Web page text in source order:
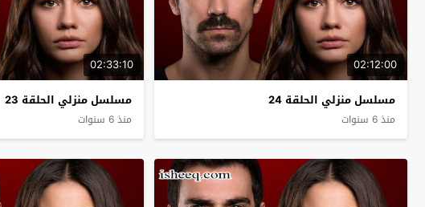
02:12:00
مسلسل منزلي الحلقة 24
منذ 6 سنوات
02:33:10
مسلسل منزلي الحلقة 23
منذ 6 سنوات